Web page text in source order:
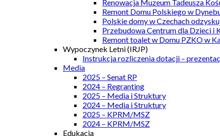
Renowacja Muzeum Tadeusza
Remont Domu Polskiego w
Polskie domy w Czechach
Przebudowa Centrum dla Dzieci i
Remont toalet w Domu PZKO w
Wypoczynek Letni (IRJP)
Instrukcja rozliczenia dotacji –
Media
2025 – Senat RP
2024 – Regranting
2025 – Media i Struktury
2024 – Media i Struktury
2025 – KPRM/MSZ
2024 – KPRM/MSZ
Edukacja